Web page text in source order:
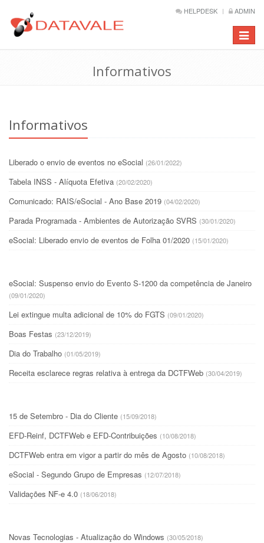
HELPDESK ADMIN
Barra
de
Informativos
Informativos
Liberado o envio de eventos no eSocial (26/01/2022)
Tabela INSS - Alíquota Efetiva (20/02/2020)
Comunicado: RAIS/eSocial - Ano Base 2019 (04/02/2020)
Parada Programada - Ambientes de Autorização SVRS (30/01/2020)
eSocial: Liberado envio de eventos de Folha 01/2020 (15/01/2020)
eSocial: Suspenso envio do Evento S-1200 da competência de Janeiro
(09/01/2020)
Lei extingue multa adicional de 10% do FGTS (09/01/2020)
Boas Festas (23/12/2019)
Dia do Trabalho (01/05/2019)
Receita esclarece regras relativa à entrega da DCTFWeb (30/04/2019)
15 de Setembro - Dia do Cliente (15/09/2018)
EFD-Reinf, DCTFWeb e EFD-Contribuições (10/08/2018)
DCTFWeb entra em vigor a partir do mês de Agosto (10/08/2018)
eSocial - Segundo Grupo de Empresas (12/07/2018)
Validações NF-e 4.0 (18/06/2018)
Novas Tecnologias - Atualização do Windows (30/05/2018)